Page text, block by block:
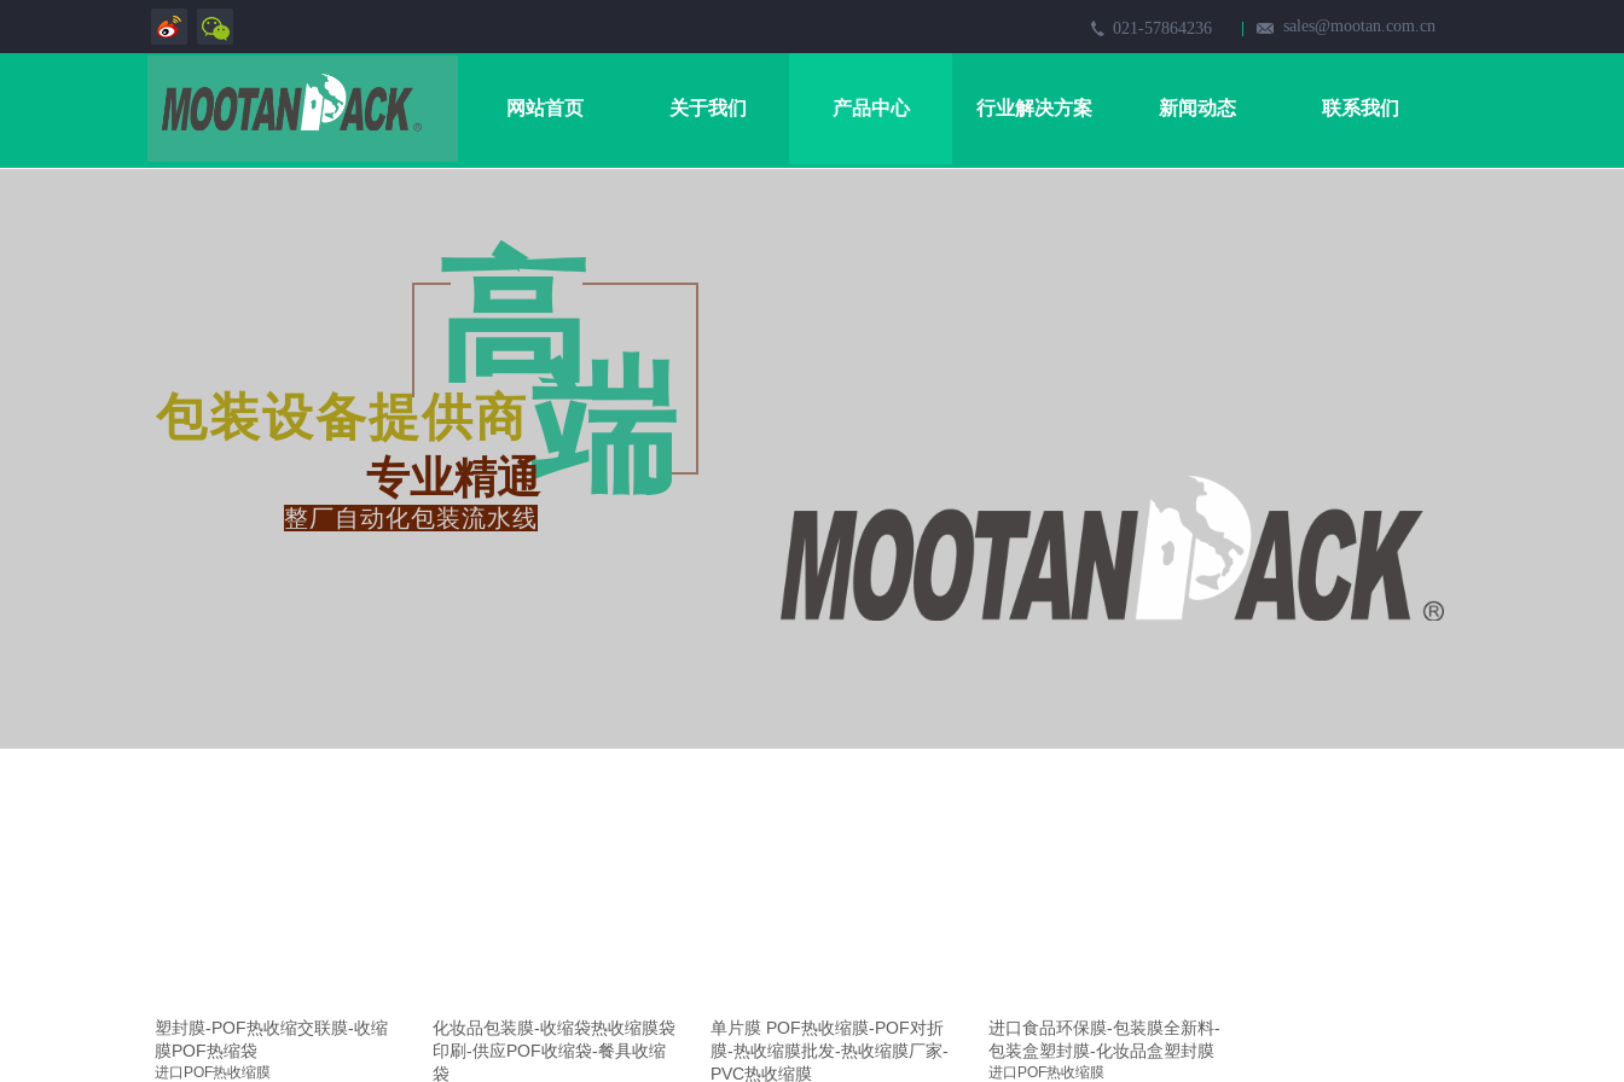
021-57864236 sales@mootan.com.cn
网站首页 关于我们 产品中心 行业解决方案 新闻动态 联系我们
专业精通
高
包装设备提供商端
整厂自动化包装流水线
塑封膜-POF热收缩交联膜-收缩
膜POF热缩袋
进口POF热收缩膜
化妆品包装膜-收缩袋热收缩膜袋
印刷-供应POF收缩袋-餐具收缩
袋
单片膜 POF热收缩膜-POF对折
膜-热收缩膜批发-热收缩膜厂家-
PVC热收缩膜
进口食品环保膜-包装膜全新料-
包装盒塑封膜-化妆品盒塑封膜
进口POF热收缩膜